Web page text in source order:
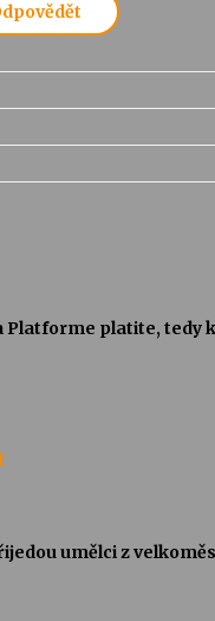
Platforme platite, tedy
umělci z